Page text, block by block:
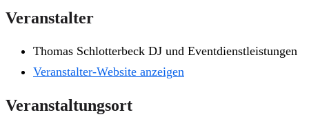
Veranstalter
Thomas Schlotterbeck DJ und Eventdienstleistungen
Veranstalter-Website anzeigen
Veranstaltungsort